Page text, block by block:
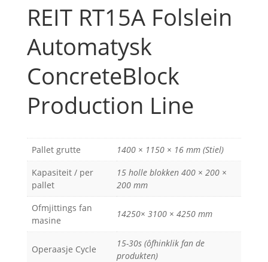
REIT RT15A Folslein
Automatysk
ConcreteBlock
Production Line
Pallet grutte
1400 × 1150 × 16 mm (Stiel)
Kapasiteit / per
pallet
15 holle blokken 400 × 200 ×
200 mm
Ofmjittings fan
masine
14250× 3100 × 4250 mm
Operaasje Cycle
15-30s (ôfhinklik fan de
produkten)